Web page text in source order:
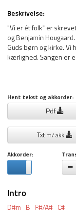
Beskrivelse:
"Vi er ét folk" er
og Benjamin
Guds børn og kirke. Vi
kærlighed. Sangen er
Hent tekst og akkorder:
Pdf
Txtm/ akk.
Akkorder:
Intro
D#m B F#/A# C#